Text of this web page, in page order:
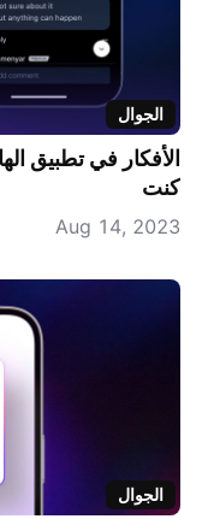
الجوال
الأفكار في تطبيق
كنت
Aug 14, 2023
الجوال